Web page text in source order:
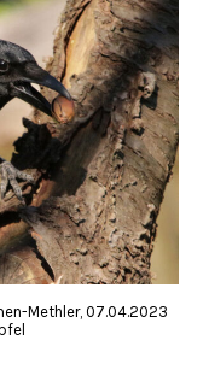
Methler, 07.04.2023